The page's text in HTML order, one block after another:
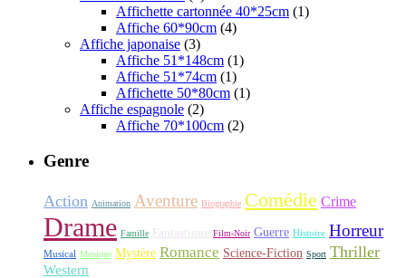
Affichette cartonnée 40*25cm (1)
Affiche 60*90cm (4)
Affiche japonaise (3)
Affiche 51*148cm (1)
Affiche 51*74cm (1)
Affichette 50*80cm (1)
Affiche espagnole (2)
Affiche 70*100cm (2)
Genre
Action Animation Aventure Biographie Comédie Crime
Drame Famille Fantastique Film-Noir Guerre Histoire Horreur
Musical Musique Mystère Romance Science-Fiction Sport Thriller
Western